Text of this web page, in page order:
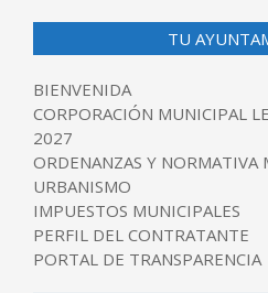
TU
BIENVENIDA
CORPORACIÓN MUNICIPAL
2027
ORDENANZAS Y NORMATIVA
URBANISMO
IMPUESTOS MUNICIPALES
PERFIL DEL CONTRATANTE
PORTAL DE TRANSPARENCIA